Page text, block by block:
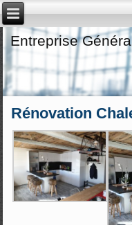
Entreprise
Rénovation